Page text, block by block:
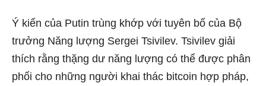
Ý kiến ​​của Putin trùng khớp với tuyên bố của Bộ
trưởng Năng lượng Sergei Tsivilev. Tsivilev giải
thích rằng thặng dư năng lượng có thể được phân
phối cho những người khai thác bitcoin hợp pháp,